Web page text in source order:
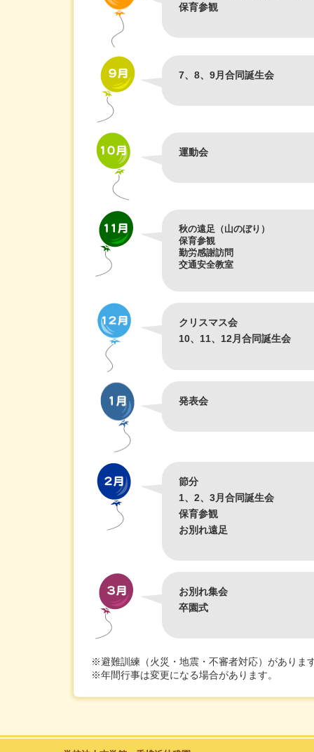
保育参観
7、8、9月合同誕生会
運動会
秋の遠足（山のぼり）
保育参観
勤労感謝訪問
交通安全教室
クリスマス会
10、11、12月合同誕生会
発表会
節分
1、2、3月合同誕生会
保育参観
お別れ遠足
お別れ集会
卒園式
※避難訓練（火災・地震・不審者対応）がありま
※年間行事は変更になる場合があります。